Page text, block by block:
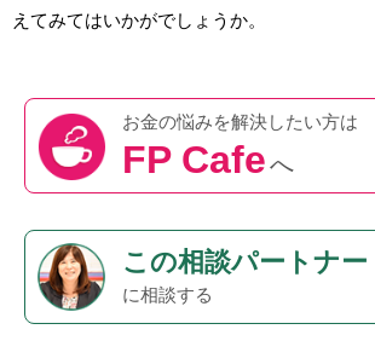
えてみてはいかがでしょうか。
お金の悩みを解決したい方は
FP Cafeへ
この相談パートナー
に相談する